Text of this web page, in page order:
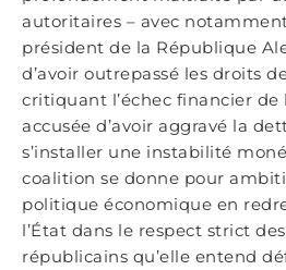
autoritaires – avec
président de la République
d’avoir outrepassé les droits
critiquant l’échec financier
accusée d’avoir aggravé la
s’installer une instabilité
coalition se donne pour
politique économique en
l’État dans le respect strict
républicains qu’elle entend